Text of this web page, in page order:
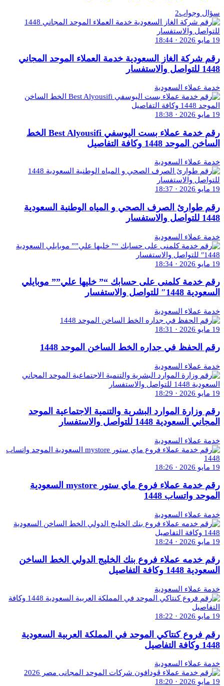
سؤال وجواب2
19 مايو 2026 · 18:44
رقم شركة الغاز السعودية خدمة العملاء الموحد المجاني
1448 للتواصل والاستفسار
خدمة عملاء السعودية
19 مايو 2026 · 18:38
رقم خدمة عملاء بست اليوسفي Best Alyousifi الخط
الساخن الموحد 1448 وكافة التفاصيل
خدمة عملاء السعودية
19 مايو 2026 · 18:37
رقم طوارئ الصرف الصحي و المياه الوطنية السعودية
1448 للتواصل والاستفسار
خدمة عملاء السعودية
19 مايو 2026 · 18:34
رقم خدمة كلمنى على حسابك “” خليها علي”” موبايلي
السعودية 1448″ للتواصل والاستفسار
خدمة عملاء السعودية
19 مايو 2026 · 18:31
رقم الحفظ في جداره الخط الساخن الموحد 1448
خدمة عملاء السعودية
19 مايو 2026 · 18:29
رقم وزارة الموارد البشرية والتنمية الاجتماعية الموحد
المجاني السعودية 1448 للتواصل والاستفسار
خدمة عملاء السعودية
19 مايو 2026 · 18:26
رقم خدمة عملاء فروع ماي ستور mystore السعودية
الموحد واتساب 1448
خدمة عملاء السعودية
19 مايو 2026 · 18:24
رقم خدمه عملاء فروع بنك الخليج الدولي الخط الساخن
السعودية 1448 وكافة التفاصيل
خدمة عملاء السعودية
19 مايو 2026 · 18:22
رقم فروع كنتاكي الموحد في المملكة العربية السعودية
1448 وكافة التفاصيل
خدمة عملاء السعودية
19 مايو 2026 · 18:20